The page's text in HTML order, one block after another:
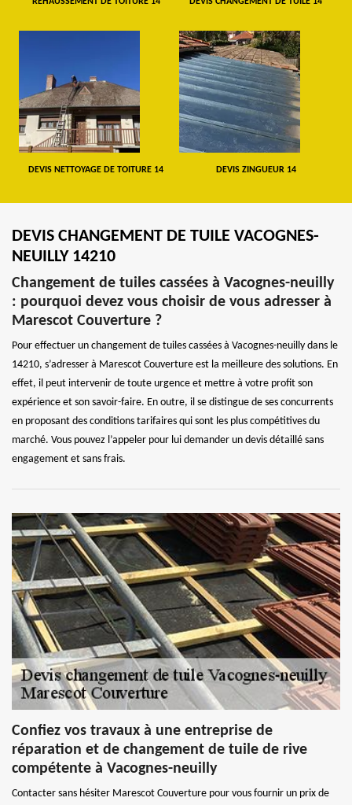
DEVIS NETTOYAGE DE TOITURE 14 DEVIS ZINGUEUR 14
DEVIS CHANGEMENT DE TUILE VACOGNES-
NEUILLY 14210
Changement de tuiles cassées à Vacognes-neuilly
: pourquoi devez vous choisir de vous adresser à
Marescot Couverture ?
Pour effectuer un changement de tuiles cassées à Vacognes-neuilly dans le
14210, s’adresser à Marescot Couverture est la meilleure des solutions. En
effet, il peut intervenir de toute urgence et mettre à votre profit son
expérience et son savoir-faire. En outre, il se distingue de ses concurrents
en proposant des conditions tarifaires qui sont les plus compétitives du
marché. Vous pouvez l’appeler pour lui demander un devis détaillé sans
engagement et sans frais.
Confiez vos travaux à une entreprise de
réparation et de changement de tuile de rive
compétente à Vacognes-neuilly
Contacter sans hésiter Marescot Couverture pour vous fournir un prix de